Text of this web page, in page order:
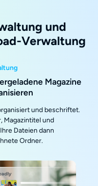
und
Verwaltung
Magazine
und beschriftet.
Magazintitel und
Dateien dann
Ordner.